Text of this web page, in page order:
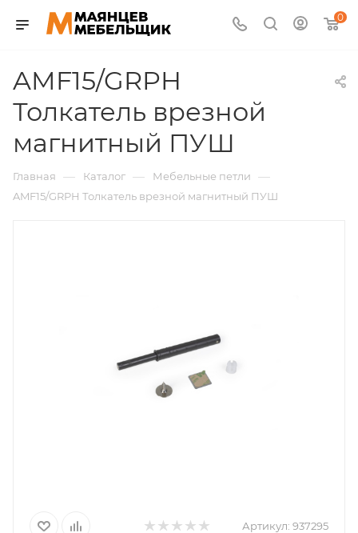
0
AMF15/GRPH
Толкатель врезной
магнитный ПУШ
Главная — Каталог — Мебельные петли —
AMF15/GRPH Толкатель врезной магнитный ПУШ
Артикул: 937295